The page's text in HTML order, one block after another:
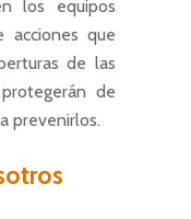
los equipos
acciones que
de las
de
prevenirlos.